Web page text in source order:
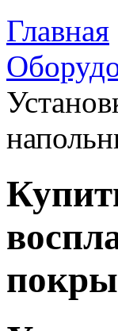
Главная